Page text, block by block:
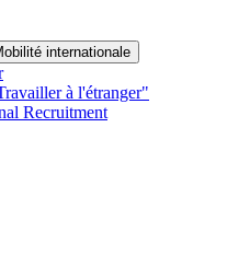
internationale
à l'étranger"
Recruitment